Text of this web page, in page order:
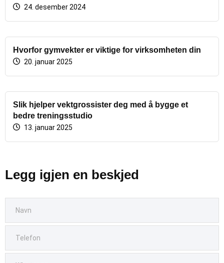
24. desember 2024
Hvorfor gymvekter er viktige for virksomheten din
20. januar 2025
Slik hjelper vektgrossister deg med å bygge et
bedre treningsstudio
13. januar 2025
Legg igjen en beskjed